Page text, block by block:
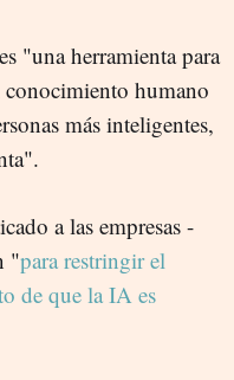
"una herramienta para
conocimiento humano
más inteligentes,
a las empresas -
"para restringir el
de que la IA es